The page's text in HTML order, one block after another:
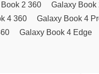
2 360 Galaxy Book
4 360 Galaxy Book 4
Galaxy Book 4 Edge